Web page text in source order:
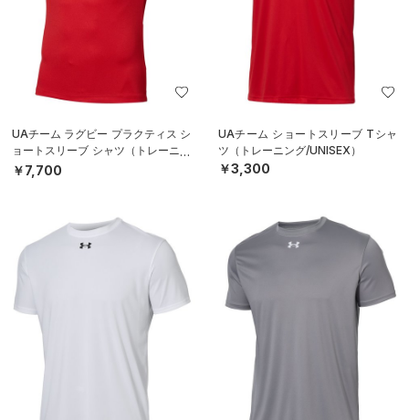
UAチーム ラグビー プラクティス シ
ョートスリーブ シャツ（トレーニン
グ/MEN）
￥7,700
UAチーム ショートスリーブ Tシャ
ツ（トレーニング/UNISEX）
￥3,300